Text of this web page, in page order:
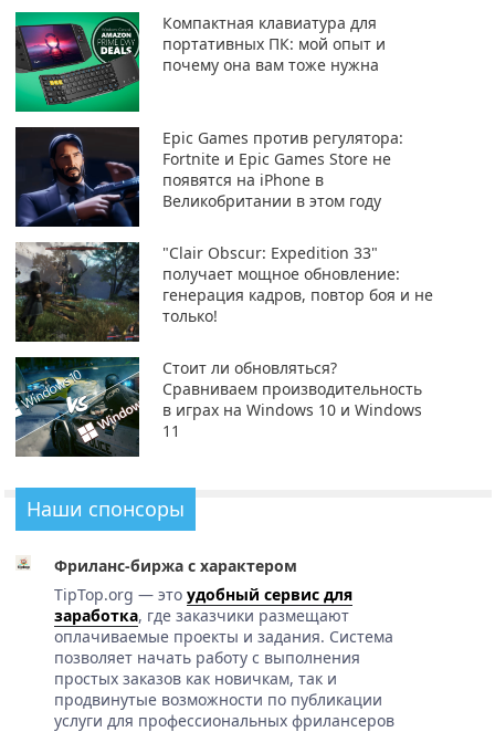
Компактная клавиатура для
портативных ПК: мой опыт и
почему она вам тоже нужна
Epic Games против регулятора:
Fortnite и Epic Games Store не
появятся на iPhone в
Великобритании в этом году
"Clair Obscur: Expedition 33"
получает мощное обновление:
генерация кадров, повтор боя и не
только!
Стоит ли обновляться?
Сравниваем производительность
в играх на Windows 10 и Windows
11
Наши спонсоры
Фриланс-биржа с характером
TipTop.org — это удобный сервис для
заработка, где заказчики размещают
оплачиваемые проекты и задания. Система
позволяет начать работу с выполнения
простых заказов как новичкам, так и
продвинутые возможности по публикации
услуги для профессиональных фрилансеров